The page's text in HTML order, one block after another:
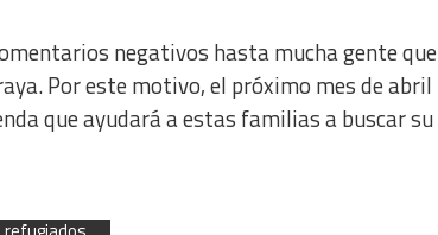
negativos hasta mucha gente que
Por este motivo, el próximo mes de abril
que ayudará a estas familias a buscar su